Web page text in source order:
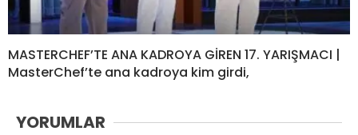
MASTERCHEF’TE ANA KADROYA GİREN 17. YARIŞMACI |
MasterChef’te ana kadroya kim girdi,
YORUMLAR